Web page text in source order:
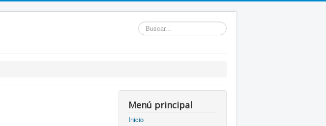
Buscar...
Menú principal
Inicio